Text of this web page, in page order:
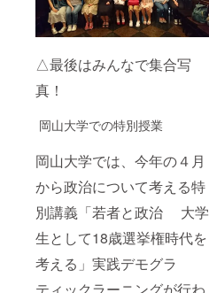
△最後はみんなで集合写
真！
岡山大学での特別授業
岡山大学では、今年の４月
から政治について考える特
別講義「若者と政治 大学
生として18歳選挙権時代を
考える」実践デモグラ